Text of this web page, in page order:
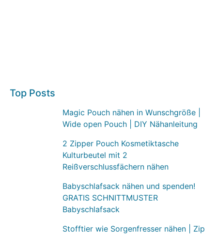
Top Posts
Magic Pouch nähen in Wunschgröße |
Wide open Pouch | DIY Nähanleitung
2 Zipper Pouch Kosmetiktasche
Kulturbeutel mit 2
Reißverschlussfächern nähen
Babyschlafsack nähen und spenden!
GRATIS SCHNITTMUSTER
Babyschlafsack
Stofftier wie Sorgenfresser nähen | Zip